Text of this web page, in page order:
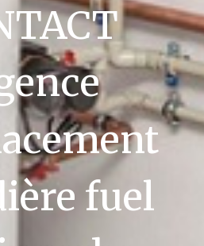
fuel